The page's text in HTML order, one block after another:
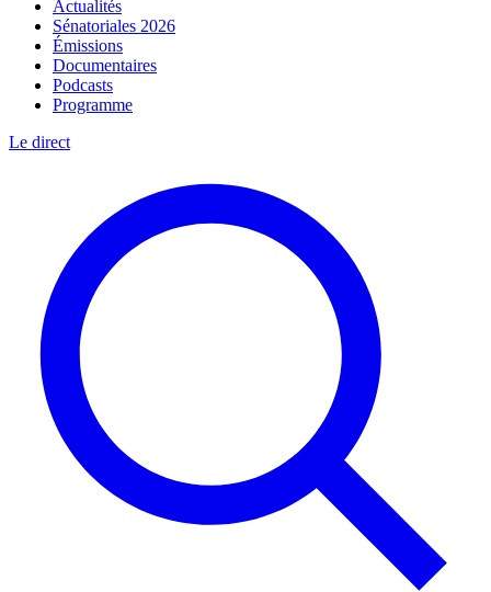
Actualités
Sénatoriales 2026
Émissions
Documentaires
Podcasts
Programme
Le direct